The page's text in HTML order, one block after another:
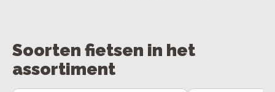
Soorten fietsen in het
assortiment